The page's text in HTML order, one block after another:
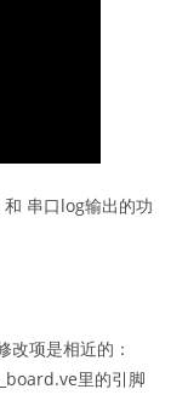
串口log输出的功
改项是相近的：
里的引脚